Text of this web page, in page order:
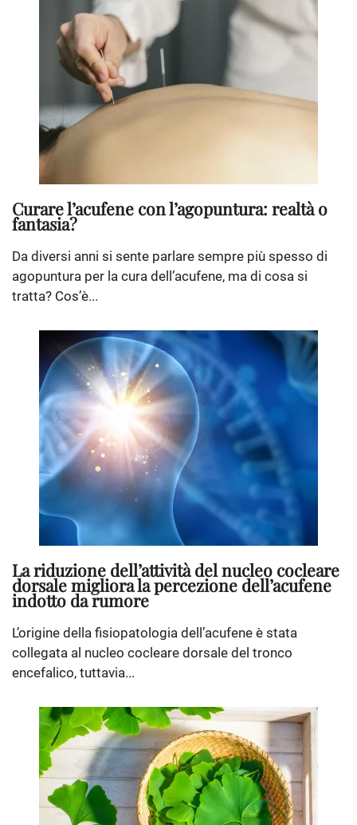
Curare l’acufene con l’agopuntura: realtà o
fantasia?
Da diversi anni si sente parlare sempre più spesso di
agopuntura per la cura dell’acufene, ma di cosa si
tratta? Cos’è...
La riduzione dell’attività del nucleo cocleare
dorsale migliora la percezione dell’acufene
indotto da rumore
L’origine della fisiopatologia dell’acufene è stata
collegata al nucleo cocleare dorsale del tronco
encefalico, tuttavia...